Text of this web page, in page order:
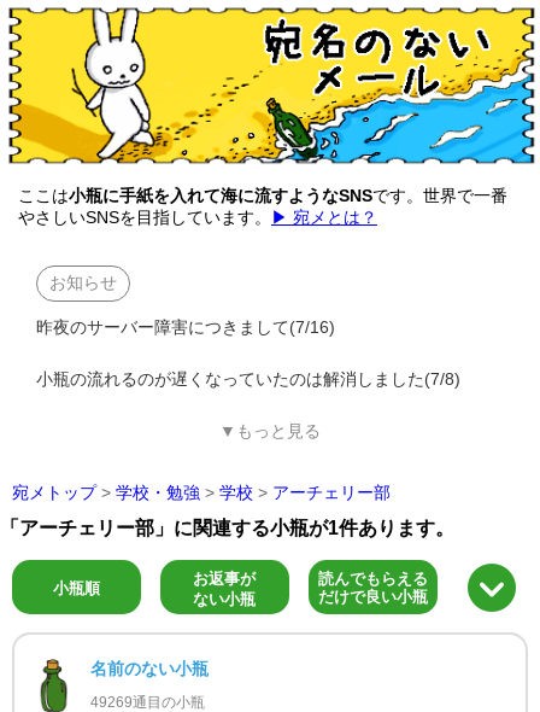
ここは小瓶に手紙を入れて海に流すようなSNSです。世界で一番
やさしいSNSを目指しています。
▶ 宛メとは？
お知らせ
昨夜のサーバー障害につきまして(7/16)
小瓶の流れるのが遅くなっていたのは解消しました(7/8)
▼もっと見る
宛メトップ > 学校・勉強 > 学校 > アーチェリー部
「アーチェリー部」に関連する小瓶が1件あります。
小瓶順
お返事が
ない小瓶
読んでもらえる
だけで良い小瓶
名前のない小瓶
49269通目の小瓶